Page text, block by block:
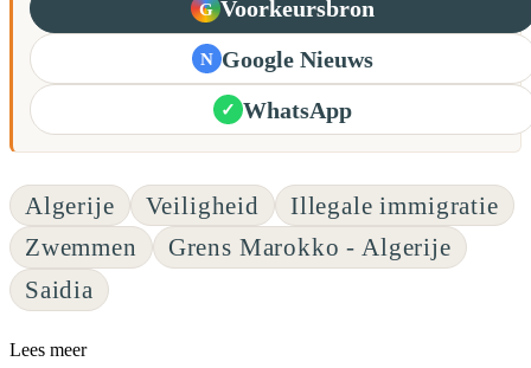
G Voorkeursbron
N Google Nieuws
✓ WhatsApp
Algerije Veiligheid
Illegale immigratie
Zwemmen
Grens Marokko - Algerije
Saidia
Lees meer